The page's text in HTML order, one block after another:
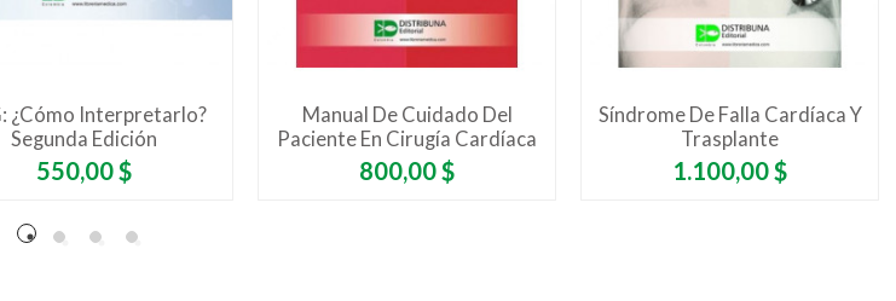
¿Cómo Interpretarlo?
Segunda Edición
Precio
550,00 $
Manual De Cuidado Del
Paciente En Cirugía Cardíaca
Precio
800,00 $
Síndrome De Falla Cardíaca Y
Trasplante
Precio
1.100,00 $